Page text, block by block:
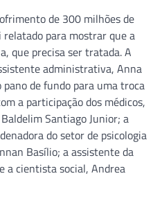
de 300 milhões de
relatado para mostrar que a
que precisa ser tratada. A
administrativa, Anna
de fundo para uma troca
a participação dos médicos,
Santiago Junior; a
do setor de psicologia
Basílio; a assistente da
a cientista social, Andrea